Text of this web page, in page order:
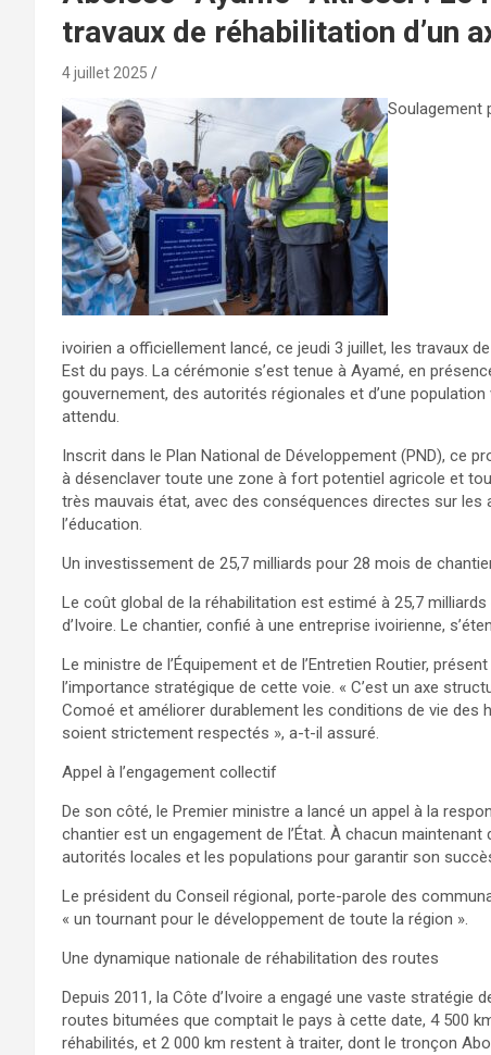
travaux de réhabilitation d’un
4 juillet 2025
Soulagement
ivoirien a officiellement lancé, ce jeudi 3 juillet, les travaux
Est du pays. La cérémonie s’est tenue à Ayamé, en
gouvernement, des autorités régionales et d’une
attendu.
Inscrit dans le Plan National de Développement (PND), ce
à désenclaver toute une zone à fort potentiel agricole et
très mauvais état, avec des conséquences directes sur
l’éducation.
Un investissement de 25,7 milliards pour 28 mois de
Le coût global de la réhabilitation est estimé à 25,7
d’Ivoire. Le chantier, confié à une entreprise ivoirienne,
Le ministre de l’Équipement et de l’Entretien Routier,
l’importance stratégique de cette voie. « C’est un axe
Comoé et améliorer durablement les conditions de vie des
soient strictement respectés », a-t-il assuré.
Appel à l’engagement collectif
De son côté, le Premier ministre a lancé un appel à la
chantier est un engagement de l’État. À chacun
autorités locales et les populations pour garantir son
Le président du Conseil régional, porte-parole des
« un tournant pour le développement de toute la région ».
Une dynamique nationale de réhabilitation des routes
Depuis 2011, la Côte d’Ivoire a engagé une vaste
routes bitumées que comptait le pays à cette date, 4 500
réhabilités, et 2 000 km restent à traiter, dont le tronçon